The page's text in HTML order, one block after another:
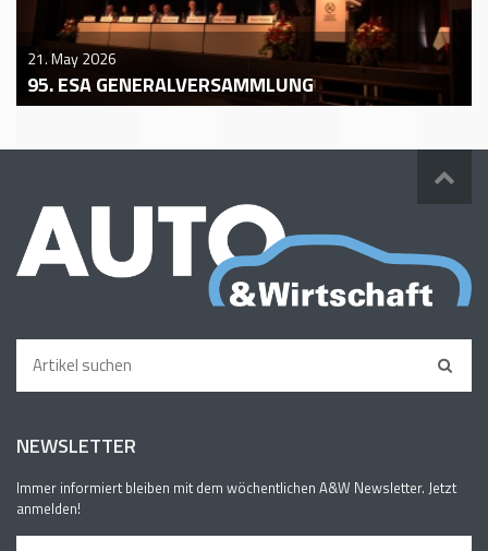
21. May 2026
95. ESA GENERALVERSAMMLUNG
NEWSLETTER
Immer informiert bleiben mit dem wöchentlichen A&W Newsletter. Jetzt
anmelden!